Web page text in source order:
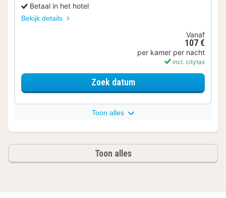
Betaal in het hotel
Bekijk details
Vanaf
107 €
per kamer per nacht
incl. citytax
Zoek datumvoor Comfort kamer
Toon alles
Toon alles